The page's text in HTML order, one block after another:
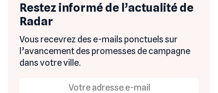
Restez informé de l’actualité de
Radar
Vous recevrez des e-mails ponctuels sur
l’avancement des promesses de campagne
dans votre ville.